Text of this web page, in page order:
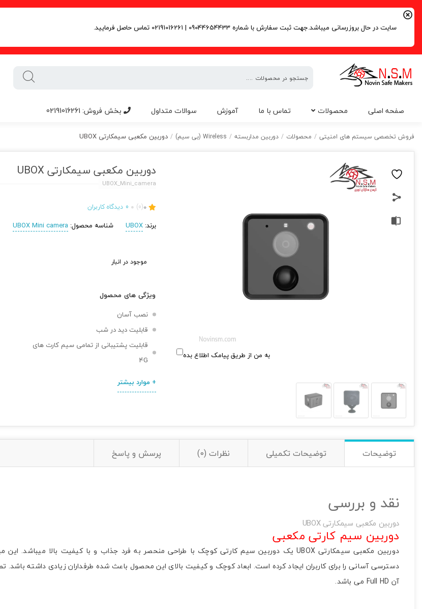
سایت در حال بروزرسانی میباشد.جهت ثبت سفارش با شماره 09044654433 | 02191016261 تماس حاصل فرمایید.
تخصصی
های
امنیتی
صفحه اصلی محصولات تماس با ما آموزش سوالات متداول بخش فروش: 02191016261
فروش تخصصی سیستم های امنیتی / محصولات / دوربین مداربسته / Wireless (بی سیم) / دوربین مکعبی سیمکارتی UBOX
به من از طریق پیامک اطلاع بده
دوربین مکعبی سیمکارتی UBOX
UBOX_Mini_camera
0
(0)
0 دیدگاه کاربران
برند:UBOX شناسه محصول:UBOX Mini camera
موجود در انبار
ویژگی های محصول
نصب آسان
قابلیت دید در شب
قابلیت پشتیبانی از تمامی سیم کارت های
4G
+ موارد بیشتر
توضیحات توضیحات تکمیلی نظرات (0) پرسش و پاسخ
نقد و بررسی
دوربین مکعبی سیمکارتی UBOX
دوربین سیم کارتی مکعبی
آن Full HD می باشد.